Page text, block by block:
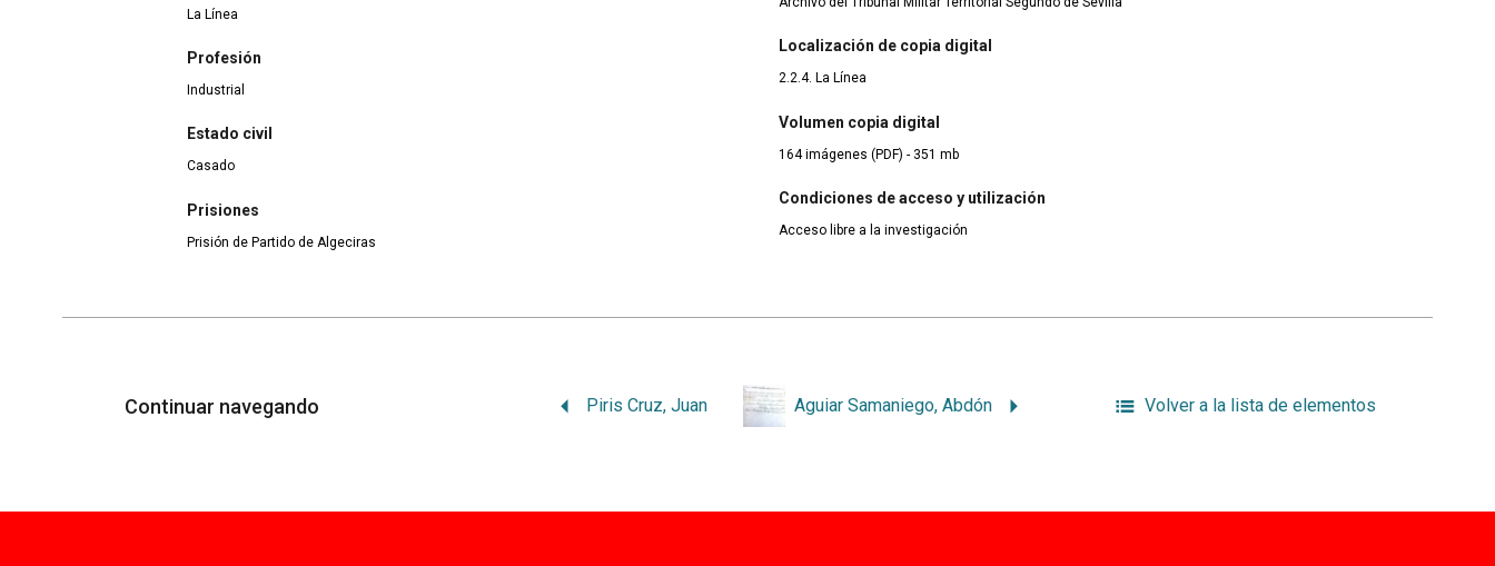
La Línea
Profesión
Industrial
Estado civil
Casado
Prisiones
Prisión de Partido de Algeciras
Localización de copia digital
2.2.4. La Línea
Volumen copia digital
164 imágenes (PDF) - 351 mb
Condiciones de acceso y utilización
Acceso libre a la investigación
Continuar navegando Piris Cruz, Juan Aguiar Samaniego, Abdón Volver a la lista de elementos